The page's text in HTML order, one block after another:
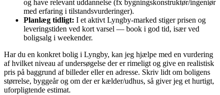
og have relevant uddannelse (fx bygningskonstruktør/ingeniør
med erfaring i tilstandsvurderinger).
Planlæg tidligt: I et aktivt Lyngby‑marked stiger prisen og
leveringstiden ved kort varsel — book i god tid, især ved
boligsalg i weekender.
Har du en konkret bolig i Lyngby, kan jeg hjælpe med en vurdering
af hvilket niveau af undersøgelse der er rimeligt og give en realistisk
pris på baggrund af billeder eller en adresse. Skriv lidt om boligens
størrelse, byggeår og om der er kælder/udhus, så giver jeg et hurtigt,
uforpligtende estimat.